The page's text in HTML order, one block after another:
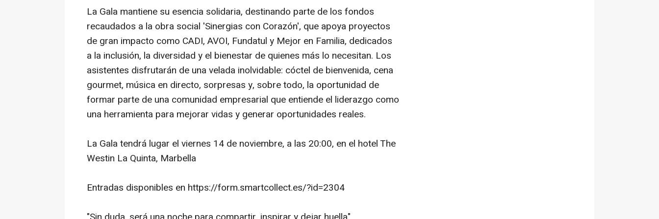
La Gala mantiene su esencia solidaria, destinando parte de los fondos
recaudados a la obra social 'Sinergias con Corazón', que apoya proyectos
de gran impacto como CADI, AVOI, Fundatul y Mejor en Familia, dedicados
a la inclusión, la diversidad y el bienestar de quienes más lo necesitan. Los
asistentes disfrutarán de una velada inolvidable: cóctel de bienvenida, cena
gourmet, música en directo, sorpresas y, sobre todo, la oportunidad de
formar parte de una comunidad empresarial que entiende el liderazgo como
una herramienta para mejorar vidas y generar oportunidades reales.
La Gala tendrá lugar el viernes 14 de noviembre, a las 20:00, en el hotel The
Westin La Quinta, Marbella
Entradas disponibles en https://form.smartcollect.es/?id=2304